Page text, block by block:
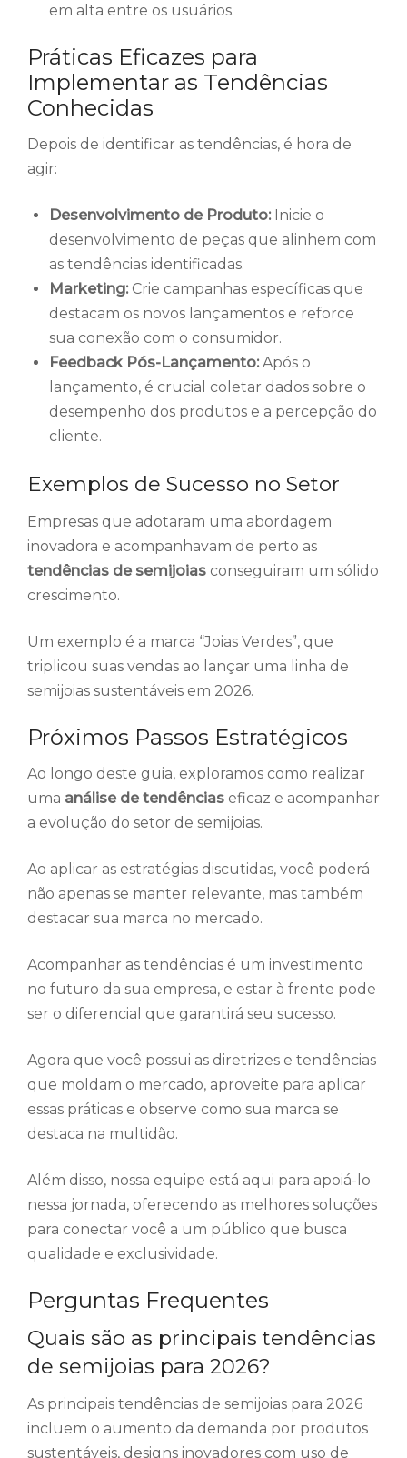
em alta entre os usuários.
Práticas Eficazes para
Implementar as Tendências
Conhecidas
Depois de identificar as tendências, é hora de
agir:
Desenvolvimento de Produto:Inicie o
desenvolvimento de peças que alinhem com
as tendências identificadas.
Marketing:Crie campanhas específicas que
destacam os novos lançamentos e reforce
sua conexão com o consumidor.
Feedback Pós-Lançamento:Após o
lançamento, é crucial coletar dados sobre o
desempenho dos produtos e a percepção do
cliente.
Exemplos de Sucesso no Setor
Empresas que adotaram uma abordagem
inovadora e acompanhavam de perto as
tendências de semijoias conseguiram um sólido
crescimento.
Um exemplo é a marca “Joias Verdes”, que
triplicou suas vendas ao lançar uma linha de
semijoias sustentáveis em 2026.
Próximos Passos Estratégicos
Ao longo deste guia, exploramos como realizar
uma análise de tendências eficaz e acompanhar
a evolução do setor de semijoias.
Ao aplicar as estratégias discutidas, você poderá
não apenas se manter relevante, mas também
destacar sua marca no mercado.
Acompanhar as tendências é um investimento
no futuro da sua empresa, e estar à frente pode
ser o diferencial que garantirá seu sucesso.
Agora que você possui as diretrizes e tendências
que moldam o mercado, aproveite para aplicar
essas práticas e observe como sua marca se
destaca na multidão.
Além disso, nossa equipe está aqui para apoiá-lo
nessa jornada, oferecendo as melhores soluções
para conectar você a um público que busca
qualidade e exclusividade.
Perguntas Frequentes
Quais são as principais tendências
de semijoias para 2026?
As principais tendências de semijoias para 2026
incluem o aumento da demanda por produtos
sustentáveis, designs inovadores com uso de